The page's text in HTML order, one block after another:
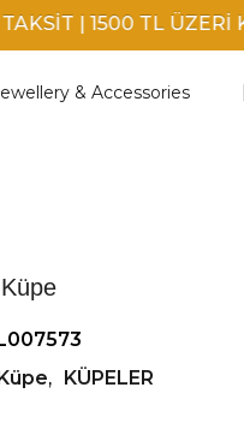
| 1500 TL ÜZERİ
, KÜPELER